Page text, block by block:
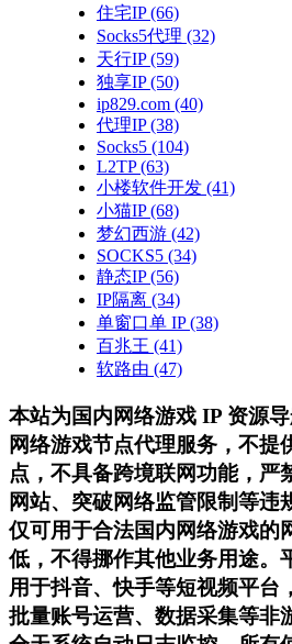
住宅IP(66)
Socks5代理 (32)
天行IP(59)
独享IP(50)
ip829.com (40)
代理IP(38)
Socks5 (104)
L2TP(63)
小楼软件开发 (41)
小猫IP(68)
梦幻西游 (42)
SOCKS5 (34)
静态IP(56)
IP隔离 (34)
单窗口单 IP(38)
百兆王 (41)
软路由 (47)
本站为国内网络游戏 IP 资源
网络游戏节点代理服务，不提
点，不具备跨境联网功能，严
网站、突破网络监管限制等违
仅可用于合法国内网络游戏的
低，不得挪作其他业务用途。
用于抖音、快手等短视频平台
批量账号运营、数据采集等非